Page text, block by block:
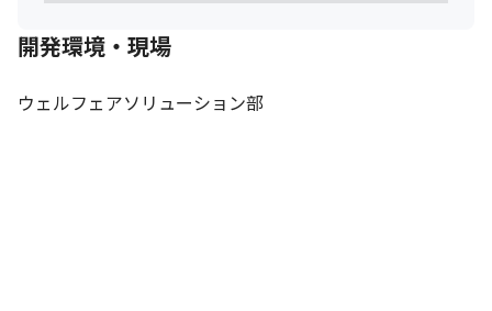
開発環境・現場
ウェルフェアソリューション部